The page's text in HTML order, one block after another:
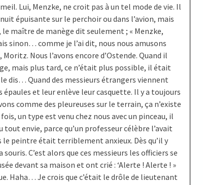
Lui, Menzke, ne croit pas à un tel mode de vie. Il
épuisante sur le perchoir ou dans l’avion, mais
maître de manège dit seulement ; « Menzke,
sinon… comme je l’ai dit, nous nous amusons
Nous l’avons encore d’Ostende. Quand il
mais plus tard, ce n’était plus possible, il était
dis… Quand des messieurs étrangers viennent
épaules et leur enlève leur casquette. Il y a toujours
comme des pleureuses sur le terrain, ça n’existe
un type est venu chez nous avec un pinceau, il
envie, parce qu’un professeur célèbre l’avait
le peintre était terriblement anxieux. Dès qu’il y
C’est alors que ces messieurs les officiers se
devant sa maison et ont crié : ‘Alerte ! Alerte ! »
Haha… Je crois que c’était le drôle de lieutenant